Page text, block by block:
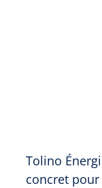
Tolino
concret